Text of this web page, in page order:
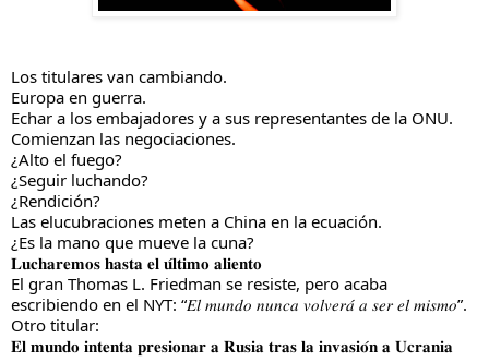
Los titulares van cambiando.
Europa en guerra.
Echar a los embajadores y a sus representantes de la ONU.
Comienzan las negociaciones.
¿Alto el fuego?
¿Seguir luchando?
¿Rendición?
Las elucubraciones meten a China en la ecuación.
¿Es la mano que mueve la cuna?
𝐋𝐮𝐜𝐡𝐚𝐫𝐞𝐦𝐨𝐬 𝐡𝐚𝐬𝐭𝐚 𝐞𝐥 𝐮́𝐥𝐭𝐢𝐦𝐨 𝐚𝐥𝐢𝐞𝐧𝐭𝐨
El gran Thomas L. Friedman se resiste, pero acaba
escribiendo en el NYT: “𝐸𝑙 𝑚𝑢𝑛𝑑𝑜 𝑛𝑢𝑛𝑐𝑎 𝑣𝑜𝑙𝑣𝑒𝑟𝑎́ 𝑎 𝑠𝑒𝑟 𝑒𝑙 𝑚𝑖𝑠𝑚𝑜”.
Otro titular:
𝐄𝐥 𝐦𝐮𝐧𝐝𝐨 𝐢𝐧𝐭𝐞𝐧𝐭𝐚 𝐩𝐫𝐞𝐬𝐢𝐨𝐧𝐚𝐫 𝐚 𝐑𝐮𝐬𝐢𝐚 𝐭𝐫𝐚𝐬 𝐥𝐚 𝐢𝐧𝐯𝐚𝐬𝐢𝐨́𝐧 𝐚 𝐔𝐜𝐫𝐚𝐧𝐢𝐚